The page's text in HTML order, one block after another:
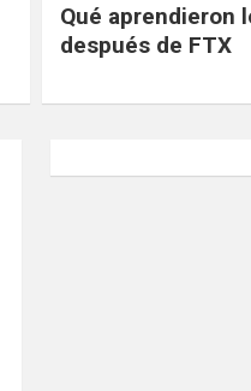
Qué aprendieron
después de FTX